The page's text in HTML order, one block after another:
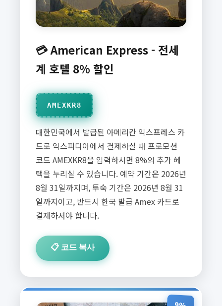
💳 American Express - 전세
계 호텔 8% 할인
AMEXKR8
대한민국에서 발급된 아메리칸 익스프레스 카
드로 익스피디아에서 결제하실 때 프로모션
코드 AMEXKR8을 입력하시면 8%의 추가 혜
택을 누리실 수 있습니다. 예약 기간은 2026년
8월 31일까지며, 투숙 기간은 2026년 8월 31
일까지이고, 반드시 한국 발급 Amex 카드로
결제하셔야 합니다.
📋 코드 복사